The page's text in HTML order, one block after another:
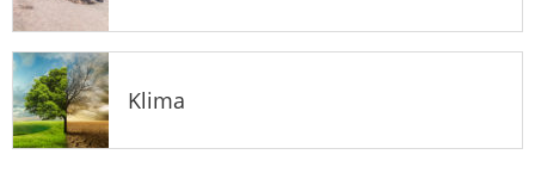
Klima